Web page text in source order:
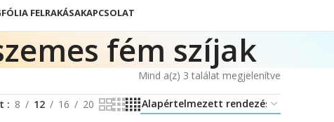
FELRAKÁSAKAPCSOLAT
fém szíjak
Mind a(z) 3 találat megjelenítve
8 12 16 20